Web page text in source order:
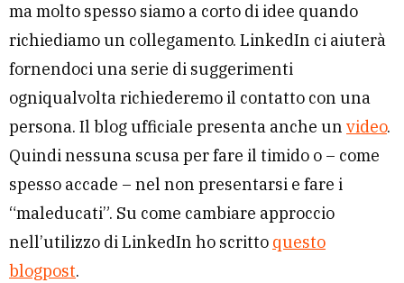
ma molto spesso siamo a corto di idee quando
richiediamo un collegamento. LinkedIn ci aiuterà
fornendoci una serie di suggerimenti
ogniqualvolta richiederemo il contatto con una
persona. Il blog ufficiale presenta anche un video.
Quindi nessuna scusa per fare il timido o – come
spesso accade – nel non presentarsi e fare i
“maleducati”. Su come cambiare approccio
nell’utilizzo di LinkedIn ho scritto questo
blogpost.